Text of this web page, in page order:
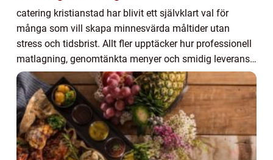
catering kristianstad har blivit ett självklart val för
många som vill skapa minnesvärda måltider utan
stress och tidsbrist. Allt fler upptäcker hur professionell
matlagning, genomtänkta menyer och smidig leverans
kan förvandla en vanlig samling till...